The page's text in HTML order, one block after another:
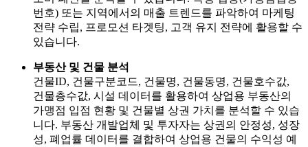
번호) 또는 지역에서의 매출 트렌드를 파악하여 마케팅
전략 수립, 프로모션 타겟팅, 고객 유지 전략에 활용할 수
있습니다.
부동산 및 건물 분석
건물ID, 건물구분코드, 건물명, 건물동명, 건물호수값,
건물층수값, 시설 데이터를 활용하여 상업용 부동산의
가맹점 입점 현황 및 건물별 상권 가치를 분석할 수 있습
니다. 부동산 개발업체 및 투자자는 상권의 안정성, 성장
성, 폐업률 데이터를 결합하여 상업용 건물의 수익성 예